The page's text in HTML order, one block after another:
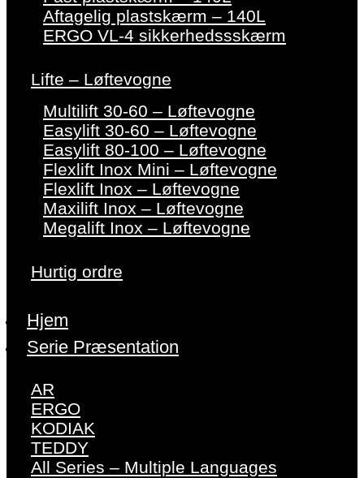
Aftagelig plastskærm – 140L
ERGO VL-4 sikkerhedssskærm
Lifte – Løftevogne
Multilift 30-60 – Løftevogne
Easylift 30-60 – Løftevogne
Easylift 80-100 – Løftevogne
Flexlift Inox Mini – Løftevogne
Flexlift Inox – Løftevogne
Maxilift Inox – Løftevogne
Megalift Inox – Løftevogne
Hurtig ordre
Hjem
Serie Præsentation
AR
ERGO
KODIAK
TEDDY
All Series – Multiple Languages